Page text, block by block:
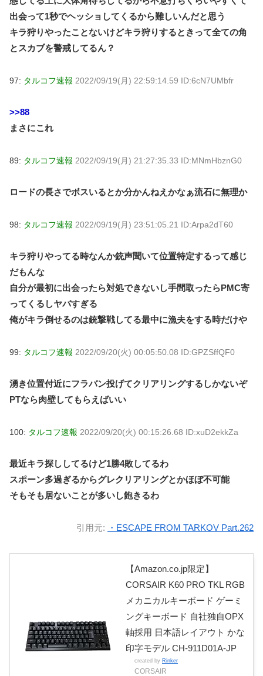
出会って1秒でヘッショしてくるから難しいんだと思う
キラ狩りやったことないけどキラ狩りするときって全ての角
とスカブを警戒してるん？
97: タルコフ速報 2022/09/19(月) 22:59:14.59 ID:6cN7UMbfr
>>88
まさにこれ
89: タルコフ速報 2022/09/19(月) 21:27:35.33 ID:MNmHbznG0
ロードの長さでボスいるとか分かんねえかなぁ流石に無理か
98: タルコフ速報 2022/09/19(月) 23:51:05.21 ID:Arpa2dT60
キラ狩りやってる時なんか銃声聞いて位置特定するって感じ
だもんな
自分が最初に出会ったら対処できないし手間取ったらPMC寄
ってくるしヤバすぎる
俺がキラ倒せるのは銃撃戦してる最中に漁夫をする時だけや
99: タルコフ速報 2022/09/20(火) 00:05:50.08 ID:GPZSffQF0
湧き位置付近にフラバン投げてクリアリングするしかないぞ
PTなら肉壁してもらえばいい
100: タルコフ速報 2022/09/20(火) 00:15:26.68 ID:xuD2ekkZa
最近キラ探ししてるけど1勝4敗してるわ
スポーン多過ぎるからグレクリアリングとかほぼ不可能
そもそも居ないことが多いし飽きるわ
引用元: ・ESCAPE FROM TARKOV Part.262
【Amazon.co.jp限定】
CORSAIR K60 PRO TKL RGB
メカニカルキーボード ゲーミ
ングキーボード 自社独自OPX
軸採用 日本語レイアウト かな
印字モデル CH-911D01A-JP
created by Rinker
CORSAIR